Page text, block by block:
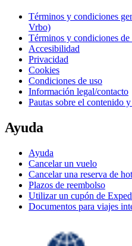
Términos y condiciones
Vrbo)
Términos y condiciones
Accesibilidad
Privacidad
Cookies
Condiciones de uso
Información legal/contacto
Pautas sobre el contenido
Ayuda
Ayuda
Cancelar un vuelo
Cancelar una reserva de
Plazos de reembolso
Utilizar un cupón de
Documentos para viajes